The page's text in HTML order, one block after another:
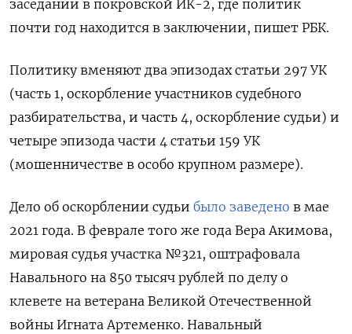
заседании в покровской ИК-2, где политик
почти год находится в заключении, пишет РБК.
Политику вменяют два эпизодах статьи 297 УК
(часть 1, оскорбление участников судебного
разбирательства, и часть 4, оскорбление судьи) и
четыре эпизода части 4 статьи 159 УК
(мошенничестве в особо крупном размере).
Дело об оскорблении судьи было заведено в мае
2021 года. В феврале того же года Вера Акимова,
мировая судья участка №321, оштрафовала
Навального на 850 тысяч рублей по делу о
клевете на ветерана Великой Отечественной
войны Игната Артеменко. Навальный